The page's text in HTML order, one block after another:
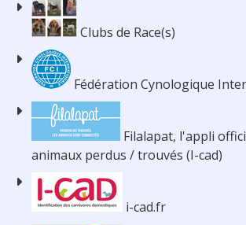
Clubs de Race(s)
Fédération Cynologique
Filalapat, l'appli
animaux perdus / trouvés (I-cad)
i-cad.fr